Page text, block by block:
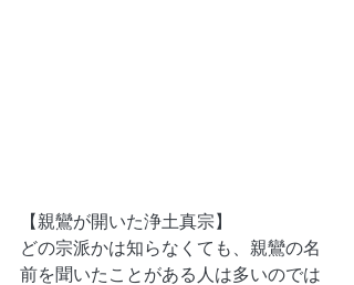
【親鸞が開いた浄土真宗】
どの宗派かは知らなくても、親鸞の名
前を聞いたことがある人は多いのでは